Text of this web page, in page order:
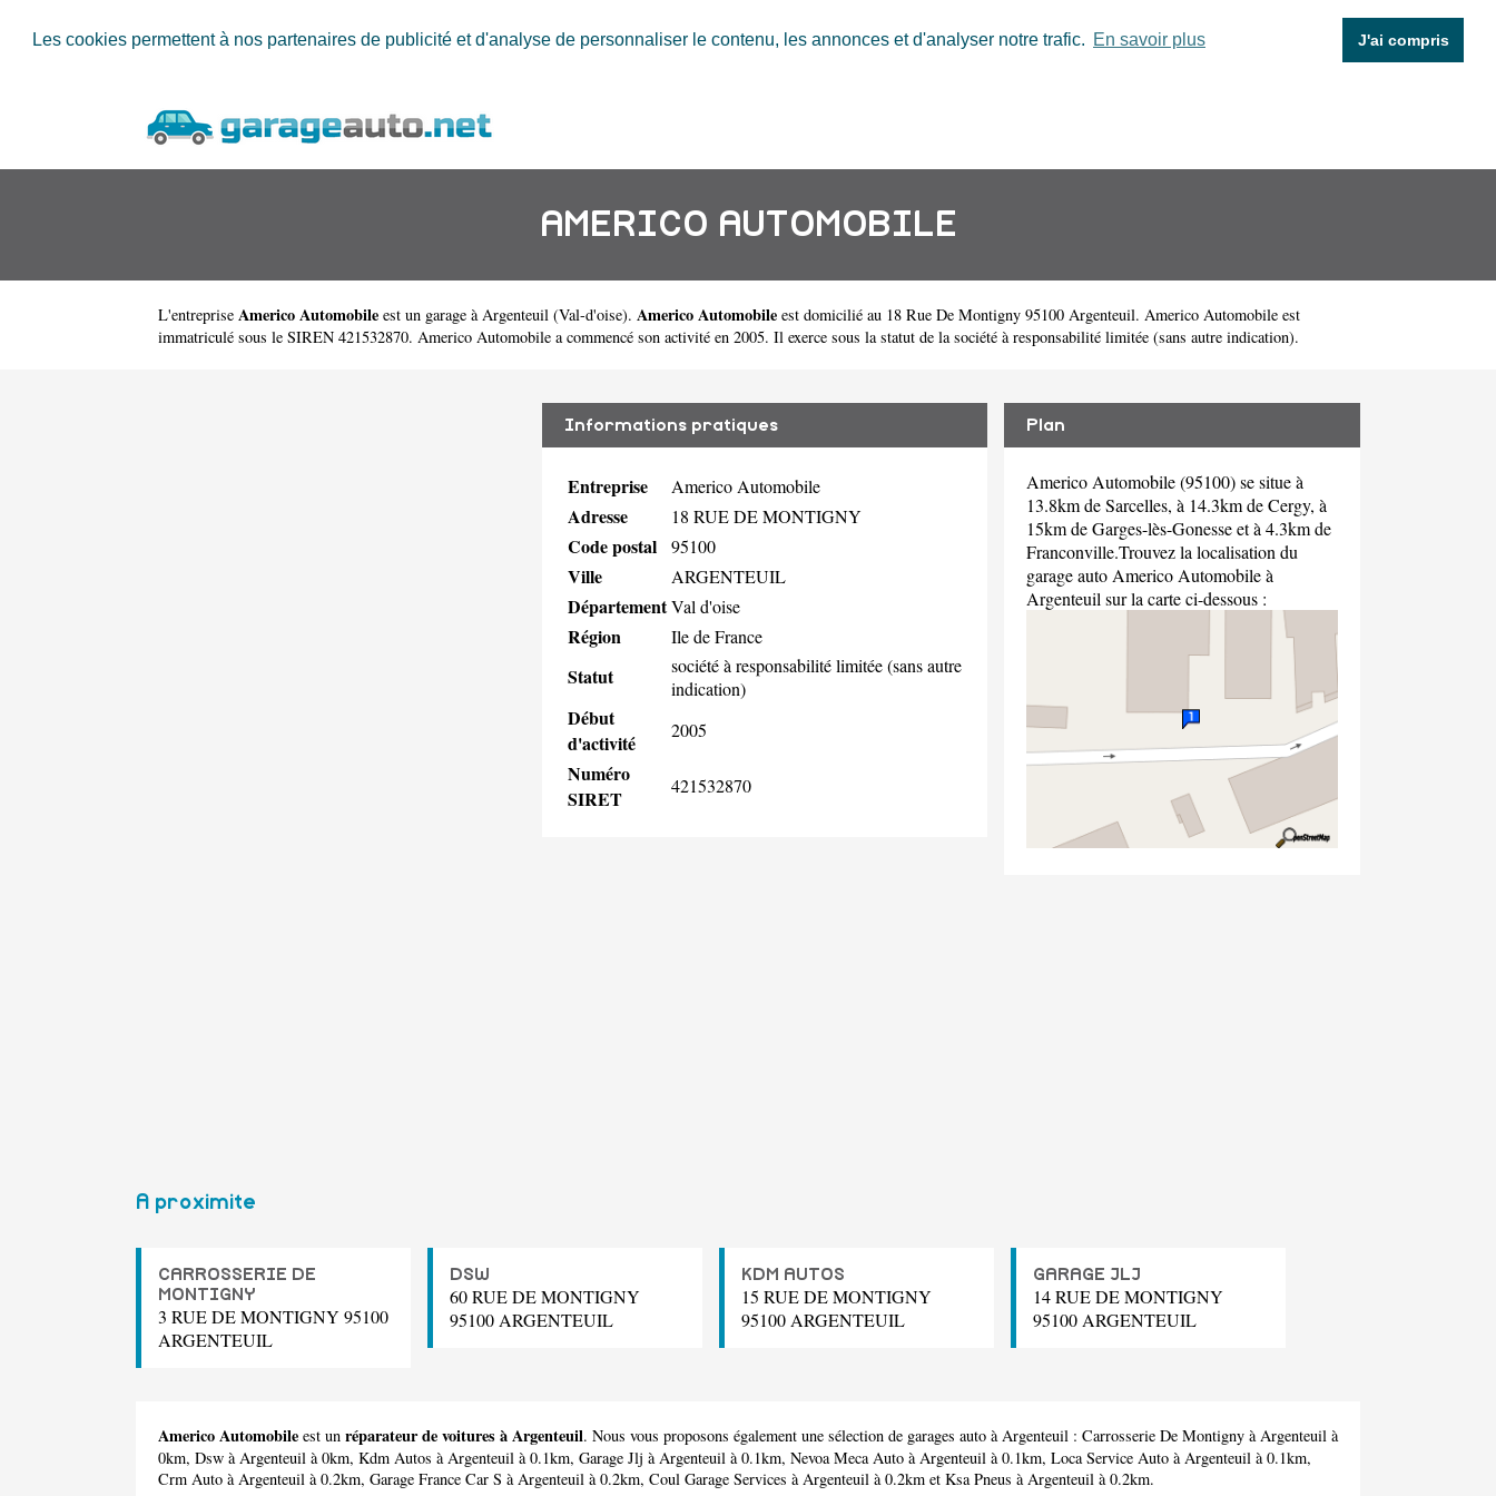
Les cookies permettent à nos partenaires de publicité et d'analyse de personnaliser le contenu, les annonces et d'analyser notre trafic. En savoir plus J'ai compris
AMERICO AUTOMOBILE
L'entreprise Americo Automobile est un garage à Argenteuil (Val-d'oise). Americo Automobile est domicilié au 18 Rue De Montigny 95100 Argenteuil. Americo Automobile est
immatriculé sous le SIREN 421532870. Americo Automobile a commencé son activité en 2005. Il exerce sous la statut de la société à responsabilité limitée (sans autre indication).
Informations pratiques
Entreprise Americo Automobile
Adresse 18 RUE DE MONTIGNY
Code postal 95100
Ville ARGENTEUIL
DépartementVal d'oise
Région Ile de France
Statut
société à responsabilité limitée (sans autre
indication)
Début
d'activité
2005
Numéro
SIRET
421532870
Plan
Americo Automobile (95100) se situe à
13.8km de Sarcelles, à 14.3km de Cergy, à
15km de Garges-lès-Gonesse et à 4.3km de
Franconville.Trouvez la localisation du
garage auto Americo Automobile à
Argenteuil sur la carte ci-dessous :
A proximite
CARROSSERIE DE
MONTIGNY
3 RUE DE MONTIGNY 95100
ARGENTEUIL
DSW
60 RUE DE MONTIGNY
95100 ARGENTEUIL
KDM AUTOS
15 RUE DE MONTIGNY
95100 ARGENTEUIL
GARAGE JLJ
14 RUE DE MONTIGNY
95100 ARGENTEUIL
Americo Automobile est un réparateur de voitures à Argenteuil. Nous vous proposons également une sélection de garages auto à Argenteuil : Carrosserie De Montigny à Argenteuil à
0km, Dsw à Argenteuil à 0km, Kdm Autos à Argenteuil à 0.1km, Garage Jlj à Argenteuil à 0.1km, Nevoa Meca Auto à Argenteuil à 0.1km, Loca Service Auto à Argenteuil à 0.1km,
Crm Auto à Argenteuil à 0.2km, Garage France Car S à Argenteuil à 0.2km, Coul Garage Services à Argenteuil à 0.2km et Ksa Pneus à Argenteuil à 0.2km.